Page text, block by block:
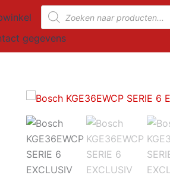
Producten
zoeken
gegevens